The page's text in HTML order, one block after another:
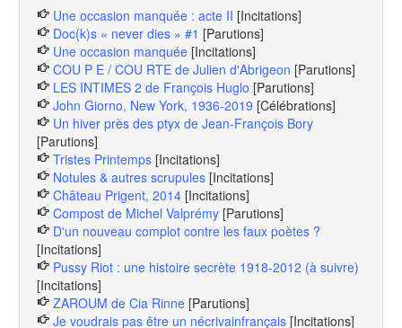
Une occasion manquée : acte II [Incitations]
Doc(k)s « never dies » #1 [Parutions]
Une occasion manquée [Incitations]
COU P E / COU RTE de Julien d'Abrigeon [Parutions]
LES INTIMES 2 de François Huglo [Parutions]
John Giorno, New York, 1936-2019 [Célébrations]
Un hiver près des ptyx de Jean-François Bory
[Parutions]
Tristes Printemps [Incitations]
Notules & autres scrupules [Incitations]
Château Prigent, 2014 [Incitations]
Compost de Michel Valprémy [Parutions]
D'un nouveau complot contre les faux poètes ?
[Incitations]
Pussy Riot : une histoire secrète 1918-2012 (à suivre)
[Incitations]
ZAROUM de Cia Rinne [Parutions]
Je voudrais pas être un nécrivainfrançais [Incitations]